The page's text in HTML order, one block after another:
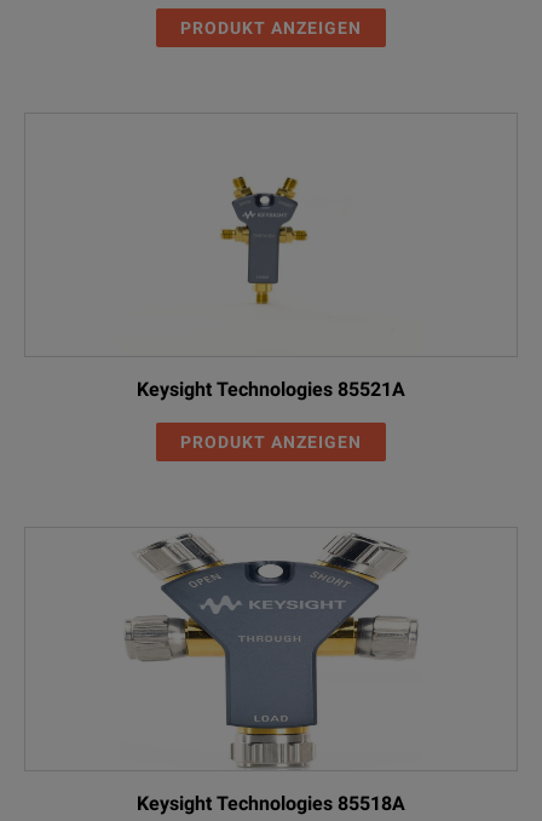
PRODUKT ANZEIGEN
Keysight Technologies 85521A
PRODUKT ANZEIGEN
Keysight Technologies 85518A